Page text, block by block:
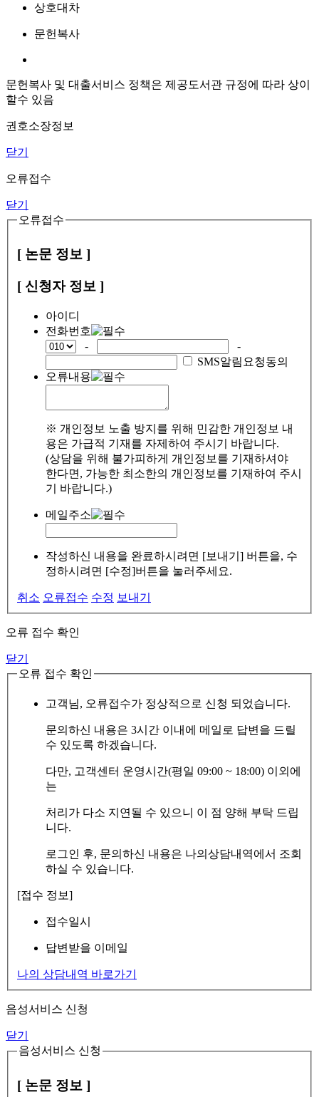
상호대차
문헌복사
문헌복사 및 대출서비스 정책은 제공도서관 규정에 따라 상이
할수 있음
권호소장정보
닫기
오류접수
닫기
오류접수
[ 논문 정보 ]
[ 신청자 정보 ]
아이디
전화번호
-
-
SMS알림요청동의
오류내용
※ 개인정보 노출 방지를 위해 민감한 개인정보 내
용은 가급적 기재를 자제하여 주시기 바랍니다.
(상담을 위해 불가피하게 개인정보를 기재하셔야
한다면, 가능한 최소한의 개인정보를 기재하여 주시
기 바랍니다.)
메일주소
작성하신 내용을 완료하시려면 [보내기] 버튼을, 수
정하시려면 [수정]버튼을 눌러주세요.
취소 오류접수 수정 보내기
오류 접수 확인
닫기
오류 접수 확인
고객님, 오류접수가 정상적으로 신청 되었습니다.
문의하신 내용은 3시간 이내에 메일로 답변을 드릴
수 있도록 하겠습니다.
다만, 고객센터 운영시간(평일 09:00 ~ 18:00) 이외에
는
처리가 다소 지연될 수 있으니 이 점 양해 부탁 드립
니다.
로그인 후, 문의하신 내용은 나의상담내역에서 조회
하실 수 있습니다.
[접수 정보]
접수일시
답변받을 이메일
나의 상담내역 바로가기
음성서비스 신청
닫기
음성서비스 신청
[ 논문 정보 ]